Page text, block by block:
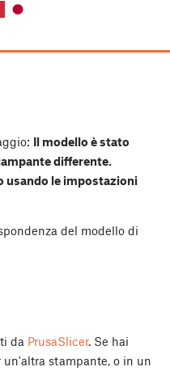
Il modello è stato
differente.
usando le impostazioni
del modello di
da PrusaSlicer. Se hai
stampante, o in un